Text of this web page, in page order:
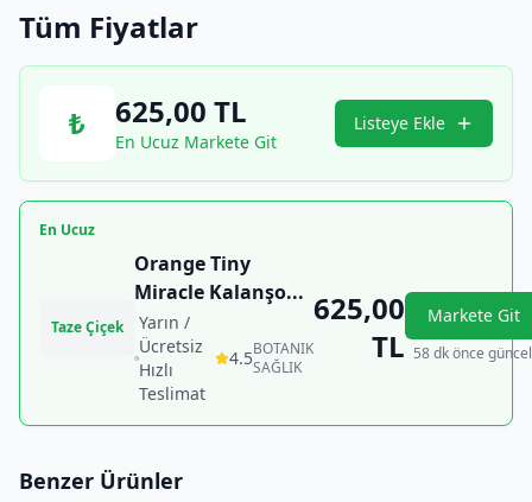
Tüm Fiyatlar
₺ 625,00 TL
En Ucuz Markete Git
Listeye Ekle
En Ucuz
Taze Çiçek
Orange Tiny
Miracle Kalanşo...
Yarın /
Ücretsiz
Hızlı
Teslimat
4.5BOTANIK
SAĞLIK
625,00
TL
Markete Git
58 dk önce
Benzer Ürünler